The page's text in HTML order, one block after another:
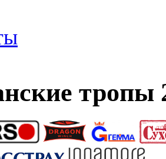
тропы